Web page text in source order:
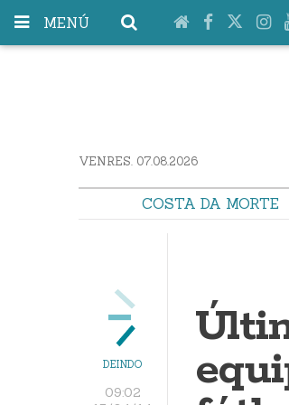
MENÚ
VENRES. 07.08.2026
COSTA DA MORTE
DEINDO
09:02